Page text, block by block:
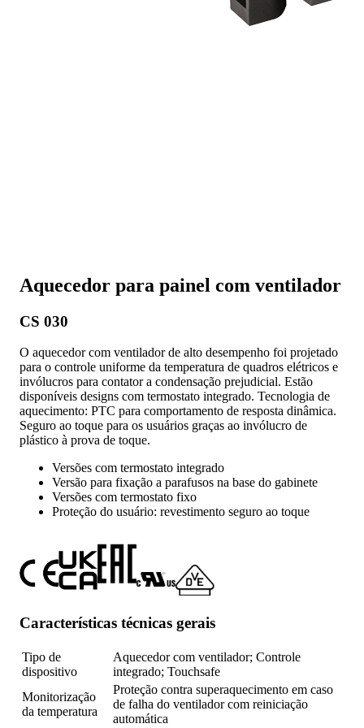
Aquecedor para painel com ventilador
CS 030
O aquecedor com ventilador de alto desempenho foi projetado
para o controle uniforme da temperatura de quadros elétricos e
invólucros para contator a condensação prejudicial. Estão
disponíveis designs com termostato integrado. Tecnologia de
aquecimento: PTC para comportamento de resposta dinâmica.
Seguro ao toque para os usuários graças ao invólucro de
plástico à prova de toque.
Versões com termostato integrado
Versão para fixação a parafusos na base do gabinete
Versões com termostato fixo
Proteção do usuário: revestimento seguro ao toque
Características técnicas gerais
Tipo de
dispositivo
Aquecedor com ventilador; Controle
integrado; Touchsafe
Monitorização
da temperatura
Proteção contra superaquecimento em caso
de falha do ventilador com reiniciação
automática